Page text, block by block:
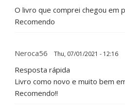
O livro que comprei chegou em
Recomendo
Neroca56 Thu, 07/01/2021 - 12:16
Resposta rápida
Livro como novo e muito bem
Recomendo!!